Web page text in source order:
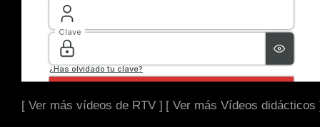
[ Ver más vídeos de RTV ] [ Ver más Vídeos didácticos